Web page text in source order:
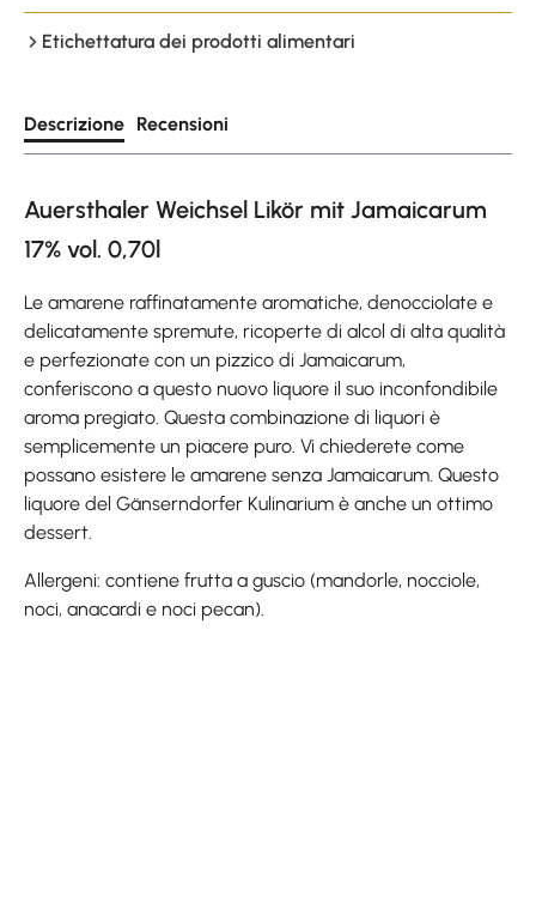
Etichettatura dei prodotti alimentari
Descrizione Recensioni
Auersthaler Weichsel Likör mit Jamaicarum
17% vol. 0,70l
Le amarene raffinatamente aromatiche, denocciolate e
delicatamente spremute, ricoperte di alcol di alta qualità
e perfezionate con un pizzico di Jamaicarum,
conferiscono a questo nuovo liquore il suo inconfondibile
aroma pregiato. Questa combinazione di liquori è
semplicemente un piacere puro. Vi chiederete come
possano esistere le amarene senza Jamaicarum. Questo
liquore del Gänserndorfer Kulinarium è anche un ottimo
dessert.
Allergeni: contiene frutta a guscio (mandorle, nocciole,
noci, anacardi e noci pecan).